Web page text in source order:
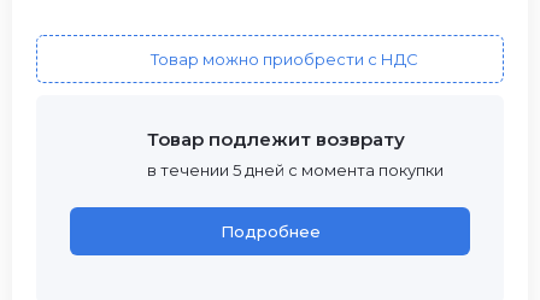
Товар можно приобрести с НДС
Товар подлежит возврату
в течении 5 дней с момента покупки
Подробнее